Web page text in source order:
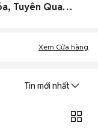
0 Zte Blade A55 cũ Huyện Chiêm Hóa, Tuyên Quang đẹp
Xem Cửa hàng
Tin mới nhất